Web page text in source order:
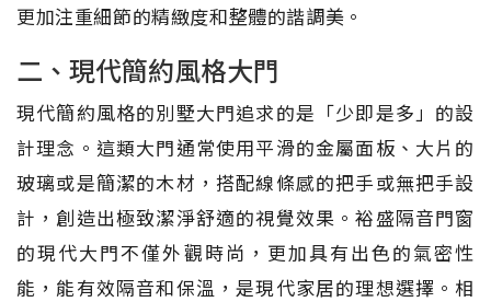
更加注重細節的精緻度和整體的諧調美。
二、現代簡約風格大門
現代簡約風格的別墅大門追求的是「少即是多」的設
計理念。這類大門通常使用平滑的金屬面板、大片的
玻璃或是簡潔的木材，搭配線條感的把手或無把手設
計，創造出極致潔淨舒適的視覺效果。裕盛隔音門窗
的現代大門不僅外觀時尚，更加具有出色的氣密性
能，能有效隔音和保溫，是現代家居的理想選擇。相